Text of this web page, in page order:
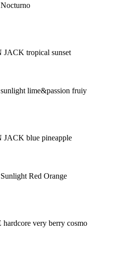
tropical sunset
lime&passion fruiy
blue pineapple
Red Orange
very berry cosmo